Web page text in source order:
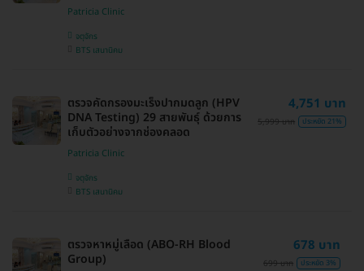
Patricia Clinic
จตุจักร
BTS เสนานิคม
ตรวจคัดกรองมะเร็งปากมดลูก (HPV
DNA Testing) 29 สายพันธุ์ ด้วยการ
เก็บตัวอย่างจากช่องคลอด
Patricia Clinic
จตุจักร
BTS เสนานิคม
4,751 บาท
5,999 บาท ประหยัด 21%
ตรวจหาหมู่เลือด (ABO-RH Blood
Group)
678 บาท
699 บาท ประหยัด 3%